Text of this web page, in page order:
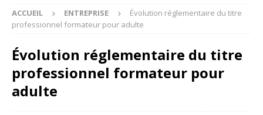
ACCUEIL ENTREPRISE
Évolution réglementaire du titre
professionnel formateur pour adulte
Évolution réglementaire du titre
professionnel formateur pour
adulte